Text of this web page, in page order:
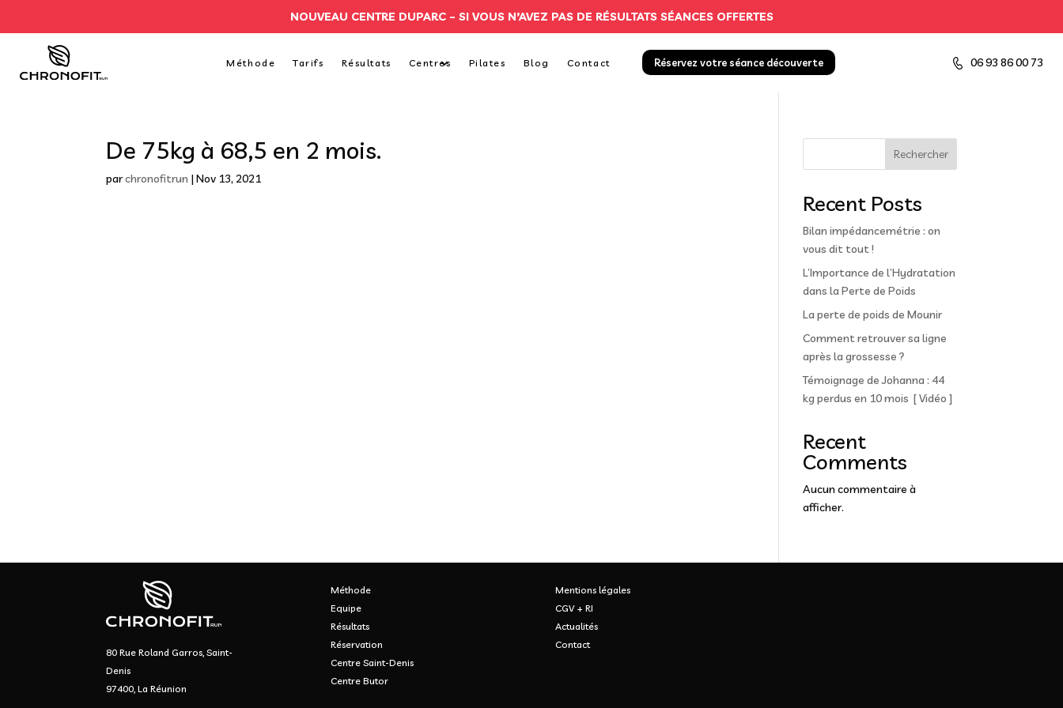
NOUVEAU CENTRE DUPARC – SI VOUS N’AVEZ PAS DE RÉSULTATS SÉANCES OFFERTES
Méthode Tarifs Résultats Centres Pilates Blog Contact Réservez votre séance découverte 06 93 86 00 73
De 75kg à 68,5 en 2 mois.
parchronofitrun |Nov 13, 2021
Rechercher
Recent Posts
Bilan impédancemétrie : on
vous dit tout !
L’Importance de l’Hydratation
dans la Perte de Poids
La perte de poids de Mounir
Comment retrouver sa ligne
après la grossesse ?
Témoignage de Johanna : 44
kg perdus en 10 mois [ Vidéo ]
Recent
Comments
Aucun commentaire à
afficher.
80 Rue Roland Garros, Saint-
Denis
97400, La Réunion
Méthode
Equipe
Résultats
Réservation
Centre Saint-Denis
Centre Butor
Mentions légales
CGV + RI
Actualités
Contact